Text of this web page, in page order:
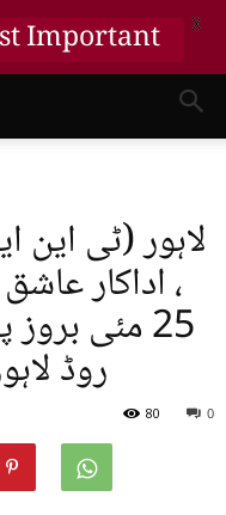
لاہور (ٹی این
، اداکار
25 مئی
روڈ
0
80
Important X